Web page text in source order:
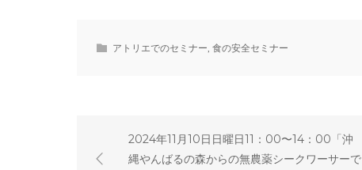
アトリエでのセミナー, 食の安全セミナー
2024年11月10日日曜日11：00〜14：00「沖
縄やんばるの森からの無農薬シークワーサーで